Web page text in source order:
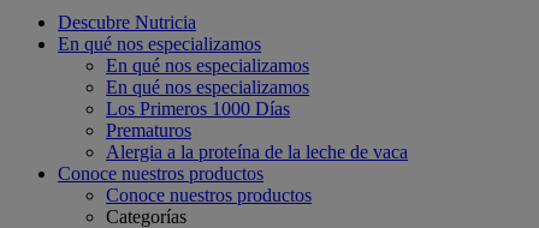
Descubre Nutricia
En qué nos especializamos
En qué nos especializamos
En qué nos especializamos
Los Primeros 1000 Días
Prematuros
Alergia a la proteína de la leche de vaca
Conoce nuestros productos
Conoce nuestros productos
Categorías